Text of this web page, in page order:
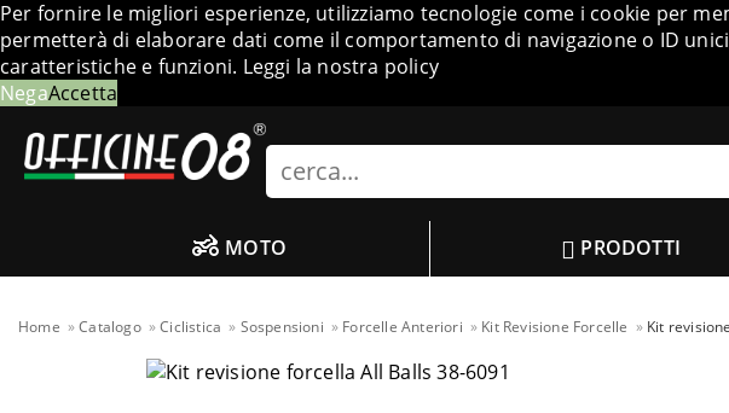
Per fornire le migliori esperienze, utilizziamo tecnologie come i cookie per
permetterà di elaborare dati come il comportamento di navigazione o ID
caratteristiche e funzioni. Leggi la nostra policy
NegaAccetta
Search
MOTO PRODOTTI
Home Catalogo Ciclistica Sospensioni Forcelle Anteriori Kit Revisione Forcelle Kit